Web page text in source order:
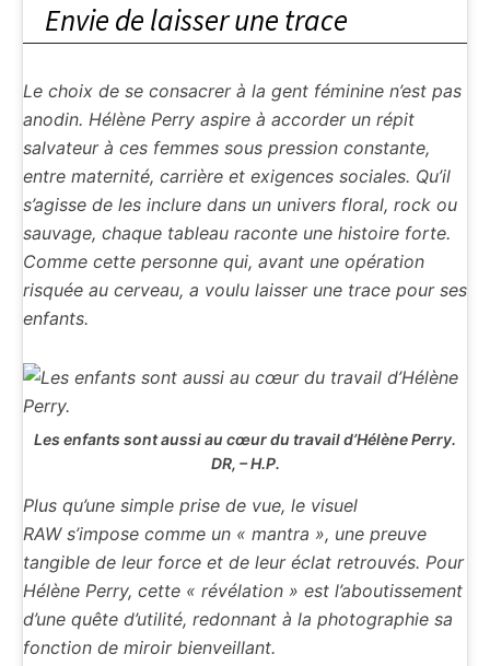
Envie de laisser une trace
Le choix de se consacrer à la gent féminine n’est pas
anodin. Hélène Perry aspire à accorder un répit
salvateur à ces femmes sous pression constante,
entre maternité, carrière et exigences sociales. Qu’il
s’agisse de les inclure dans un univers floral, rock ou
sauvage, chaque tableau raconte une histoire forte.
Comme cette personne qui, avant une opération
risquée au cerveau, a voulu laisser une trace pour ses
enfants.
Les enfants sont aussi au cœur du travail d’Hélène Perry.
DR, – H.P.
Plus qu’une simple prise de vue, le visuel
RAW s’impose comme un « mantra », une preuve
tangible de leur force et de leur éclat retrouvés. Pour
Hélène Perry, cette « révélation » est l’aboutissement
d’une quête d’utilité, redonnant à la photographie sa
fonction de miroir bienveillant.